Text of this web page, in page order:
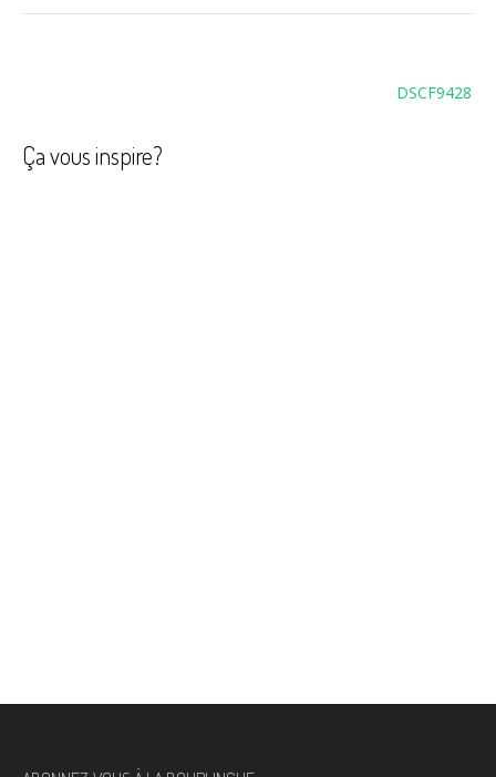
DSCF9428
Ça vous inspire?